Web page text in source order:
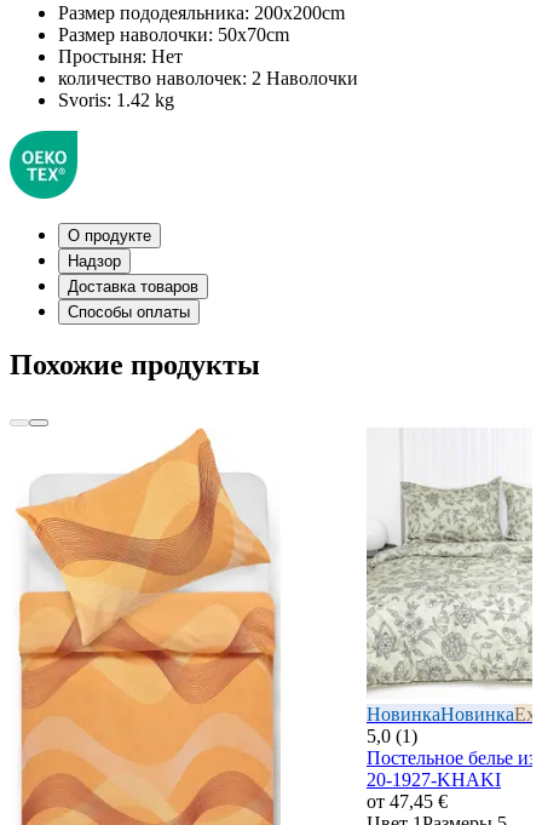
Размер пододеяльника: 200x200cm
Размер наволочки: 50x70cm
Простыня: Нет
количество наволочек: 2 Наволочки
Svoris: 1.42 kg
О продукте
Надзор
Доставка товаров
Способы оплаты
Похожие продукты
НовинкаНовинка
5,0 (1)
Постельное белье
20-1927-KHAKI
от 47,45 €